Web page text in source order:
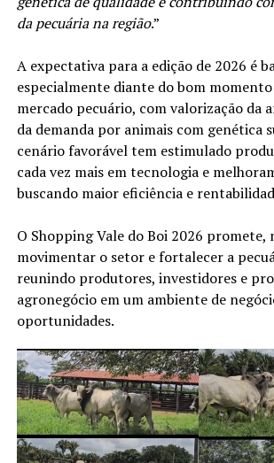
da pecuária na região.”
A expectativa para a edição de 2026 é
especialmente diante do bom
mercado pecuário, com valorização da
da demanda por animais com genética
cenário favorável tem estimulado
cada vez mais em tecnologia e
buscando maior eficiência e
O Shopping Vale do Boi 2026 promete,
movimentar o setor e fortalecer a
reunindo produtores, investidores e
agronegócio em um ambiente de
oportunidades.